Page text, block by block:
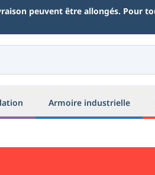
peuvent être allongés. Pour
Armoire industrielle